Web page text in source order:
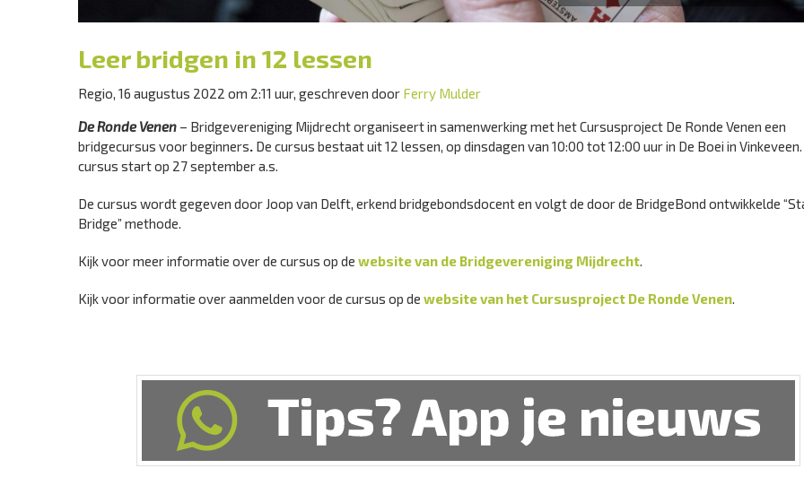
Leer bridgen in 12 lessen
Regio, 16 augustus 2022 om 2:11 uur, geschreven door Ferry Mulder
De Ronde Venen – Bridgevereniging Mijdrecht organiseert in samenwerking met het Cursusproject De Ronde Venen een
bridgecursus voor beginners. De cursus bestaat uit 12 lessen, op dinsdagen van 10:00 tot 12:00 uur in De Boei in Vinkeveen.
cursus start op 27 september a.s.
De cursus wordt gegeven door Joop van Delft, erkend bridgebondsdocent en volgt de door de BridgeBond ontwikkelde
Bridge” methode.
Kijk voor meer informatie over de cursus op de website van de Bridgevereniging Mijdrecht.
Kijk voor informatie over aanmelden voor de cursus op de website van het Cursusproject De Ronde Venen.